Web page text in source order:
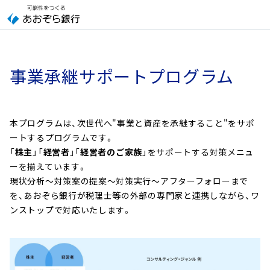
事業承継サポートプログラム
本プログラムは、次世代へ"事業と資産を承継すること"をサポ
ートするプログラムです。
「株主 」「経営者 」「経営者のご家族 」をサポートする対策メニュ
ーを揃えています。
現状分析～対策案の提案～対策実行～アフターフォローまで
を、あおぞら銀行が税理士等の外部の専門家と連携しながら、ワ
ンストップで対応いたします。